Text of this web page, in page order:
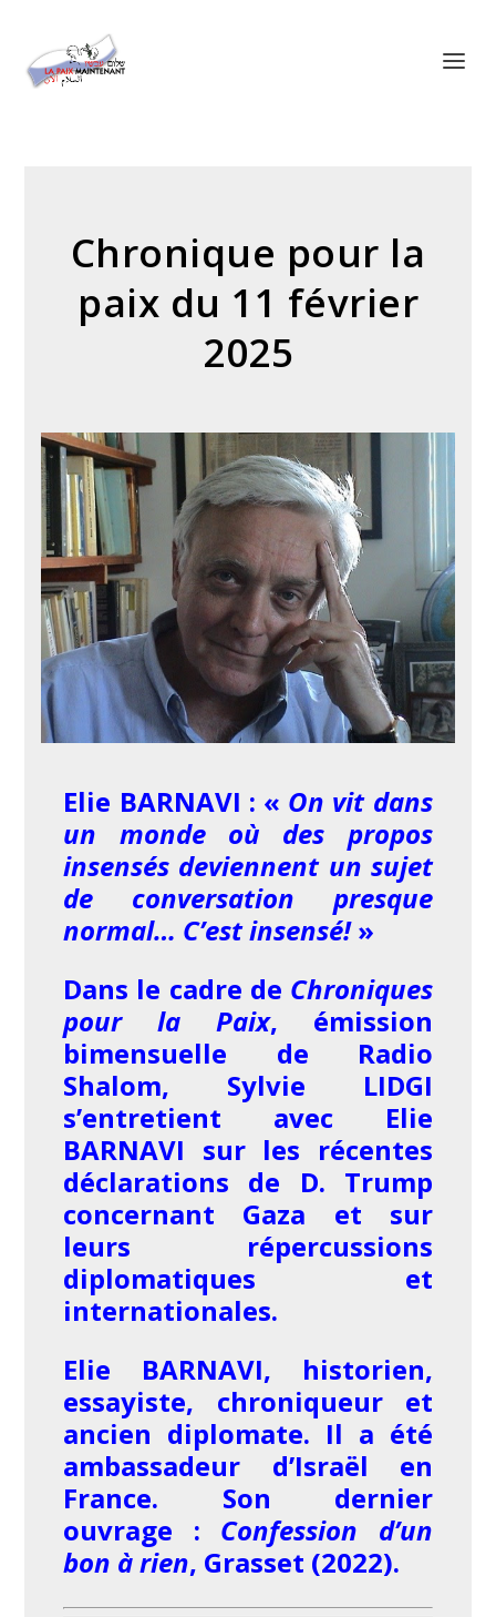
Chronique pour la
paix du 11 février
2025
Elie BARNAVI : « On vit dans
un monde où des propos
insensés deviennent un sujet
de conversation presque
normal… C’est insensé!»
Dans le cadre de Chroniques
pour la Paix, émission
bimensuelle de Radio
Shalom, Sylvie LIDGI
s’entretient avec Elie
BARNAVI sur les récentes
déclarations de D. Trump
concernant Gaza et sur
leurs répercussions
diplomatiques et
internationales.
Elie BARNAVI, historien,
essayiste, chroniqueur et
ancien diplomate. Il a été
ambassadeur d’Israël en
France. Son dernier
ouvrage : Confession d’un
bon à rien, Grasset (2022).